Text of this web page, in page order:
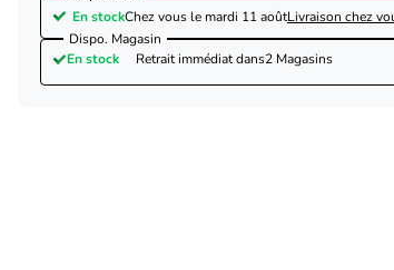
En stockChez vous le mardi 11 aoûtLivraison chez
Dispo. Magasin
En stock
Retrait immédiat dans2 Magasins